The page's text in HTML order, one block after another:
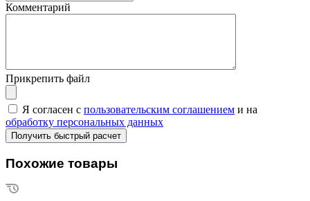
Комментарий
Прикрепить файл
Я согласен с пользовательским соглашением и на
обработку персональных данных
Похожие товары